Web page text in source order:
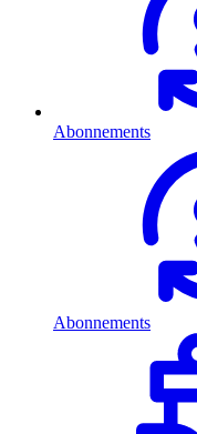
Abonnements
Abonnements